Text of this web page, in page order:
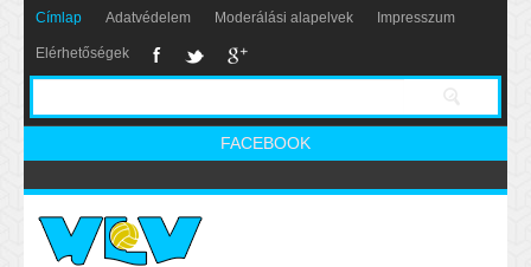
Címlap Adatvédelem Moderálási alapelvek Impresszum
Elérhetőségek
FACEBOOK